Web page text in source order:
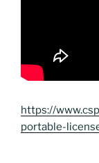
https://
portable-